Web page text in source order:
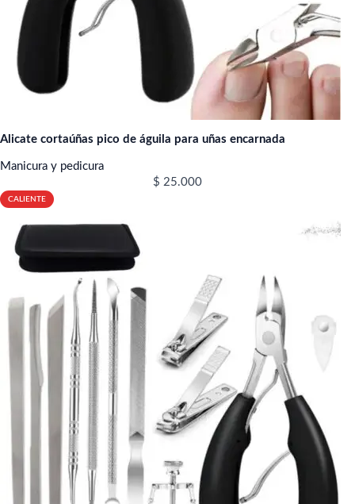
Alicate cortaúñas pico de águila para uñas encarnada
Manicura y pedicura
$ 25.000
CALIENTE